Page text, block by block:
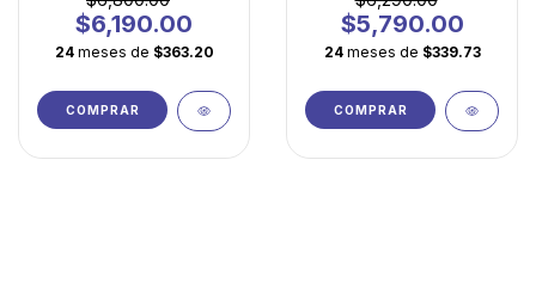
Vanguardia
$6,190.00
24 meses de $363.20
COMPRAR
$5,790.00
24 meses de $339.73
COMPRAR